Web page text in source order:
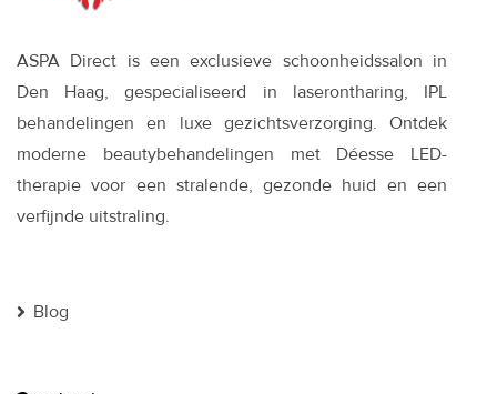
ASPA Direct is een exclusieve schoonheidssalon in
Den Haag, gespecialiseerd in laserontharing, IPL
behandelingen en luxe gezichtsverzorging. Ontdek
moderne beautybehandelingen met Déesse LED-
therapie voor een stralende, gezonde huid en een
verfijnde uitstraling.
Blog